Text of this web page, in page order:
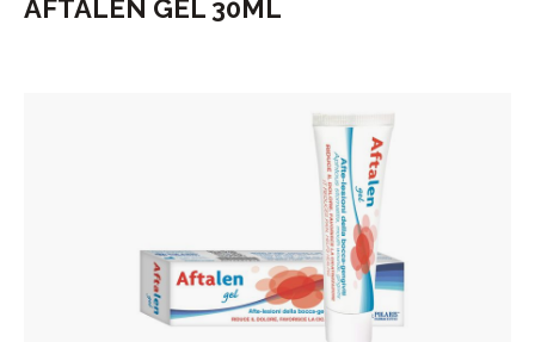
AFTALEN GEL 30ML